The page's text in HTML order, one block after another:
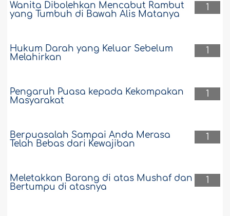
1
Wanita Dibolehkan Mencabut Rambut
yang Tumbuh di Bawah Alis Matanya
1
Hukum Darah yang Keluar Sebelum
Melahirkan
1
Pengaruh Puasa kepada Kekompakan
Masyarakat
1
Berpuasalah Sampai Anda Merasa
Telah Bebas dari Kewajiban
1
Meletakkan Barang di atas Mushaf dan
Bertumpu di atasnya